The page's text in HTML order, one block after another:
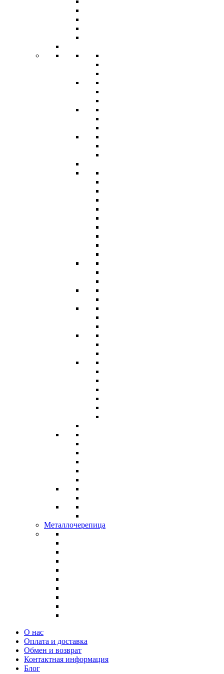
Металлочерепица
О нас
Оплата и доставка
Обмен и возврат
Контактная информация
Блог